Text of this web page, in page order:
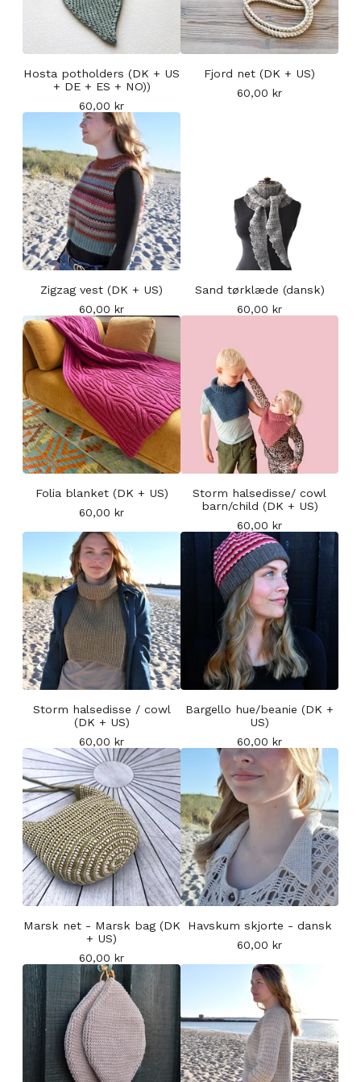
Hosta potholders (DK + US
+ DE + ES + NO))
60,00 kr
Fjord net (DK + US)
60,00 kr
Zigzag vest (DK + US)
60,00 kr
Sand tørklæde (dansk)
60,00 kr
Folia blanket (DK + US)
60,00 kr
Storm halsedisse/ cowl
barn/child (DK + US)
60,00 kr
Storm halsedisse / cowl
(DK + US)
60,00 kr
Bargello hue/beanie (DK +
US)
60,00 kr
Marsk net - Marsk bag (DK
+ US)
60,00 kr
Havskum skjorte - dansk
60,00 kr